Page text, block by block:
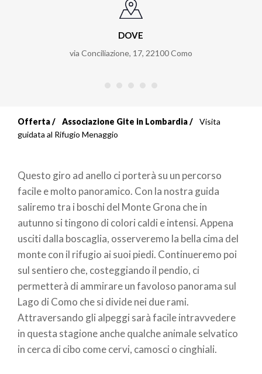
DOVE
via Conciliazione, 17, 22100Como
Briciole
pane
Offerta Associazione Gite in Lombardia
Visita
guidata al Rifugio Menaggio
Questo giro ad anello ci porterà su un percorso
facile e molto panoramico. Con la nostra guida
saliremo tra i boschi del Monte Grona che in
autunno si tingono di colori caldi e intensi. Appena
usciti dalla boscaglia, osserveremo la bella cima del
monte con il rifugio ai suoi piedi. Continueremo poi
sul sentiero che, costeggiando il pendio, ci
permetterà di ammirare un favoloso panorama sul
Lago di Como che si divide nei due rami.
Attraversando gli alpeggi sarà facile intravvedere
in questa stagione anche qualche animale selvatico
in cerca di cibo come cervi, camosci o cinghiali.